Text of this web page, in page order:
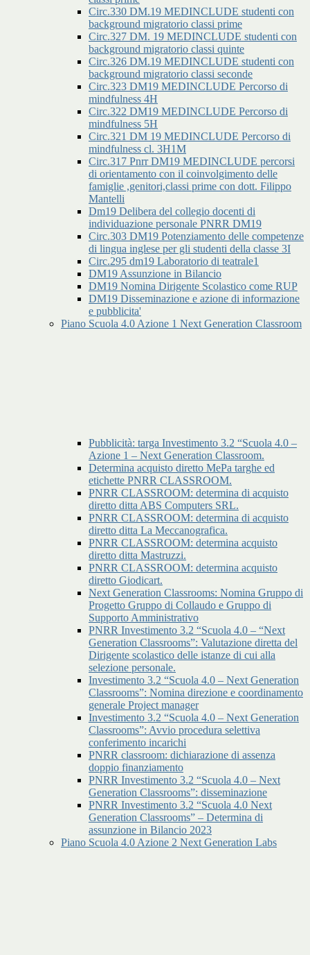
Circ.330 DM.19 MEDINCLUDE studenti con
background migratorio classi prime
Circ.327 DM. 19 MEDINCLUDE studenti con
background migratorio classi quinte
Circ.326 DM.19 MEDINCLUDE studenti con
background migratorio classi seconde
Circ.323 DM19 MEDINCLUDE Percorso di
mindfulness 4H
Circ.322 DM19 MEDINCLUDE Percorso di
mindfulness 5H
Circ.321 DM 19 MEDINCLUDE Percorso di
mindfulness cl. 3H1M
Circ.317 Pnrr DM19 MEDINCLUDE percorsi
di orientamento con il coinvolgimento delle
famiglie ,genitori,classi prime con dott. Filippo
Mantelli
Dm19 Delibera del collegio docenti di
individuazione personale PNRR DM19
Circ.303 DM19 Potenziamento delle competenze
di lingua inglese per gli studenti della classe 3I
Circ.295 dm19 Laboratorio di teatrale1
DM19 Assunzione in Bilancio
DM19 Nomina Dirigente Scolastico come RUP
DM19 Disseminazione e azione di informazione
e pubblicita'
Piano Scuola 4.0 Azione 1 Next Generation Classroom
Pubblicità: targa Investimento 3.2 “Scuola 4.0 –
Azione 1 – Next Generation Classroom.
Determina acquisto diretto MePa targhe ed
etichette PNRR CLASSROOM.
PNRR CLASSROOM: determina di acquisto
diretto ditta ABS Computers SRL.
PNRR CLASSROOM: determina di acquisto
diretto ditta La Meccanografica.
PNRR CLASSROOM: determina acquisto
diretto ditta Mastruzzi.
PNRR CLASSROOM: determina acquisto
diretto Giodicart.
Next Generation Classrooms: Nomina Gruppo di
Progetto Gruppo di Collaudo e Gruppo di
Supporto Amministrativo
PNRR Investimento 3.2 “Scuola 4.0 – “Next
Generation Classrooms”: Valutazione diretta del
Dirigente scolastico delle istanze di cui alla
selezione personale.
Investimento 3.2 “Scuola 4.0 – Next Generation
Classrooms”: Nomina direzione e coordinamento
generale Project manager
Investimento 3.2 “Scuola 4.0 – Next Generation
Classrooms”: Avvio procedura selettiva
conferimento incarichi
PNRR classroom: dichiarazione di assenza
doppio finanziamento
PNRR Investimento 3.2 “Scuola 4.0 – Next
Generation Classrooms”: disseminazione
PNRR Investimento 3.2 “Scuola 4.0 Next
Generation Classrooms” – Determina di
assunzione in Bilancio 2023
Piano Scuola 4.0 Azione 2 Next Generation Labs